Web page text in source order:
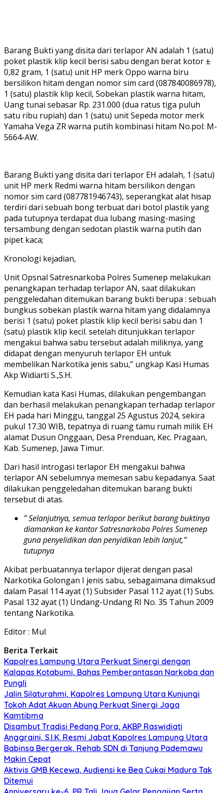
Barang Bukti yang disita dari terlapor AN adalah 1 (satu)
poket plastik klip kecil berisi sabu dengan berat kotor ±
0,82 gram, 1 (satu) unit HP merk Oppo warna biru
bersilikon hitam dengan nomor sim card (087840086978),
1 (satu) plastik klip kecil, Sobekan plastik warna hitam,
Uang tunai sebasar Rp. 231.000 (dua ratus tiga puluh
satu ribu rupiah) dan 1 (satu) unit Sepeda motor merk
Yamaha Vega ZR warna putih kombinasi hitam No.pol: M-
5664-AW.
Barang Bukti yang disita dari terlapor EH adalah, 1 (satu)
unit HP merk Redmi warna hitam bersilikon dengan
nomor sim card (087781946743), seperangkat alat hisap
terdiri dari sebuah bong terbuat dari botol plastik yang
pada tutupnya terdapat dua lubang masing-masing
tersambung dengan sedotan plastik warna putih dan
pipet kaca;
Kronologi kejadian,
Unit Opsnal Satresnarkoba Polres Sumenep melakukan
penangkapan terhadap terlapor AN, saat dilakukan
penggeledahan ditemukan barang bukti berupa : sebuah
bungkus sobekan plastik warna hitam yang didalamnya
berisi 1 (satu) poket plastik klip kecil berisi sabu dan 1
(satu) plastik klip kecil. setelah ditunjukkan terlapor
mengakui bahwa sabu tersebut adalah miliknya, yang
didapat dengan menyuruh terlapor EH untuk
membelikan Narkotika jenis sabu,” ungkap Kasi Humas
Akp Widiarti S.,S.H.
Kemudian kata Kasi Humas, dilakukan pengembangan
dan berhasil melakukan penangkapan terhadap terlapor
EH pada hari Minggu, tanggal 25 Agustus 2024, sekira
pukul 17.30 WIB, tepatnya di ruang tamu rumah milik EH
alamat Dusun Onggaan, Desa Prenduan, Kec. Pragaan,
Kab. Sumenep, Jawa Timur.
Dari hasil introgasi terlapor EH mengakui bahwa
terlapor AN sebelumnya memesan sabu kepadanya. Saat
dilakukan penggeledahan ditemukan barang bukti
tersebut di atas.
” Selanjutnya, semua terlapor berikut barang buktinya
diamankan ke kantor Satresnarkoba Polres Sumenep
guna penyelidikan dan penyidikan lebih lanjut,”
tutupnya
Akibat perbuatannya terlapor dijerat dengan pasal
Narkotika Golongan I jenis sabu, sebagaimana dimaksud
dalam Pasal 114 ayat (1) Subsider Pasal 112 ayat (1) Subs.
Pasal 132 ayat (1) Undang-Undang RI No. 35 Tahun 2009
tentang Narkotika.
Editor : Mul
Berita Terkait
Kapolres Lampung Utara Perkuat Sinergi dengan
Kalapas Kotabumi, Bahas Pemberantasan Narkoba dan
Pungli
Jalin Silaturahmi, Kapolres Lampung Utara Kunjungi
Tokoh Adat Akuan Abung Perkuat Sinergi Jaga
Kamtibma
Disambut Tradisi Pedang Pora, AKBP Raswidiati
Anggraini, S.I.K. Resmi Jabat Kapolres Lampung Utara
Babinsa Bergerak, Rehab SDN di Tanjung Pademawu
Makin Cepat
Aktivis GMB Kecewa, Audiensi ke Bea Cukai Madura Tak
Ditemui